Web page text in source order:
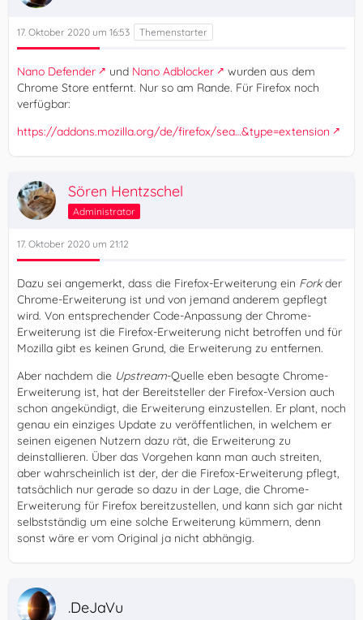
17. Oktober 2020 um 16:53
Nano Defender und Nano Adblocker
wurden aus dem
Chrome Store entfernt. Nur so am Rande. Für Firefox noch
verfügbar:
https://addons.mozilla.org/de/firefox/sea…&type=extension
Sören Hentzschel
Administrator
17. Oktober 2020 um 21:12
Dazu sei angemerkt, dass die Firefox-Erweiterung ein Forkder
Chrome-Erweiterung ist und von jemand anderem gepflegt
wird. Von entsprechender Code-Anpassung der Chrome-
Erweiterung ist die Firefox-Erweiterung nicht betroffen und für
Mozilla gibt es keinen Grund, die Erweiterung zu entfernen.
Aber nachdem die Upstream-Quelle eben besagte Chrome-
Erweiterung ist, hat der Bereitsteller der Firefox-Version auch
schon angekündigt, die Erweiterung einzustellen. Er plant, noch
genau ein einziges Update zu veröffentlichen, in welchem er
seinen eigenen Nutzern dazu rät, die Erweiterung zu
deinstallieren. Über das Vorgehen kann man auch streiten,
aber wahrscheinlich ist der, der die Firefox-Erweiterung pflegt,
tatsächlich nur gerade so dazu in der Lage, die Chrome-
Erweiterung für Firefox bereitzustellen, und kann sich gar nicht
selbstständig um eine solche Erweiterung kümmern, denn
sonst wäre er vom Original ja nicht abhängig.
.DeJaVu